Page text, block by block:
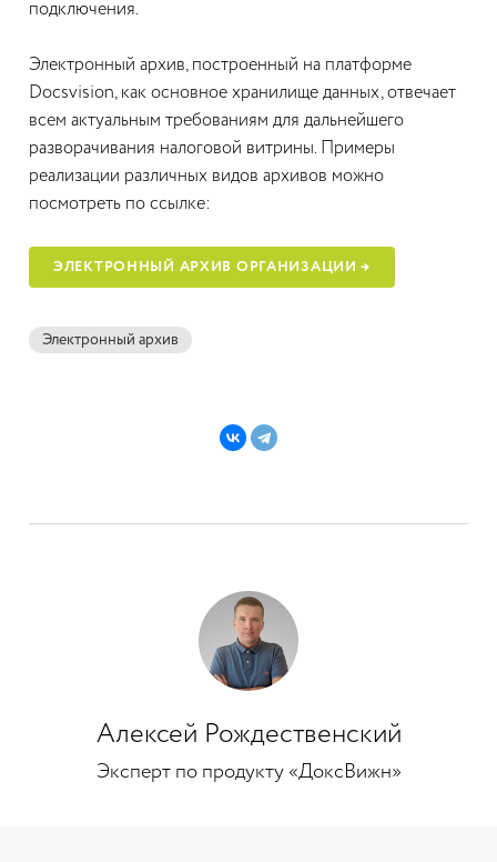
подключения.
Электронный архив, построенный на платформе
Docsvision, как основное хранилище данных, отвечает
всем актуальным требованиям для дальнейшего
разворачивания налоговой витрины. Примеры
реализации различных видов архивов можно
посмотреть по ссылке:
ЭЛЕКТРОННЫЙ АРХИВ ОРГАНИЗАЦИИ →
Электронный архив
Алексей Рождественский
Эксперт по продукту «ДоксВижн»